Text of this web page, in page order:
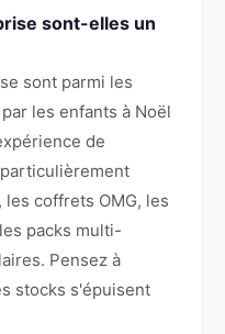
sont-elles un
sont parmi les
les enfants à Noël
de
coffrets OMG, les
packs multi-
Pensez à
stocks s'épuisent